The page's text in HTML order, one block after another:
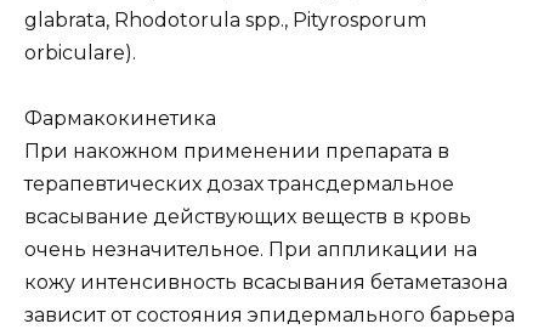
glabrata, Rhodotorula spp., Pityrosporum
orbiculare).
Фармакокинетика
При накожном применении препарата в
терапевтических дозах трансдермальное
всасывание действующих веществ в кровь
очень незначительное. При аппликации на
кожу интенсивность всасывания бетаметазона
зависит от состояния эпидермального барьера